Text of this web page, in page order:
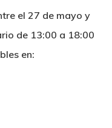
el 27 de mayo y
de 13:00 a 18:00
en: